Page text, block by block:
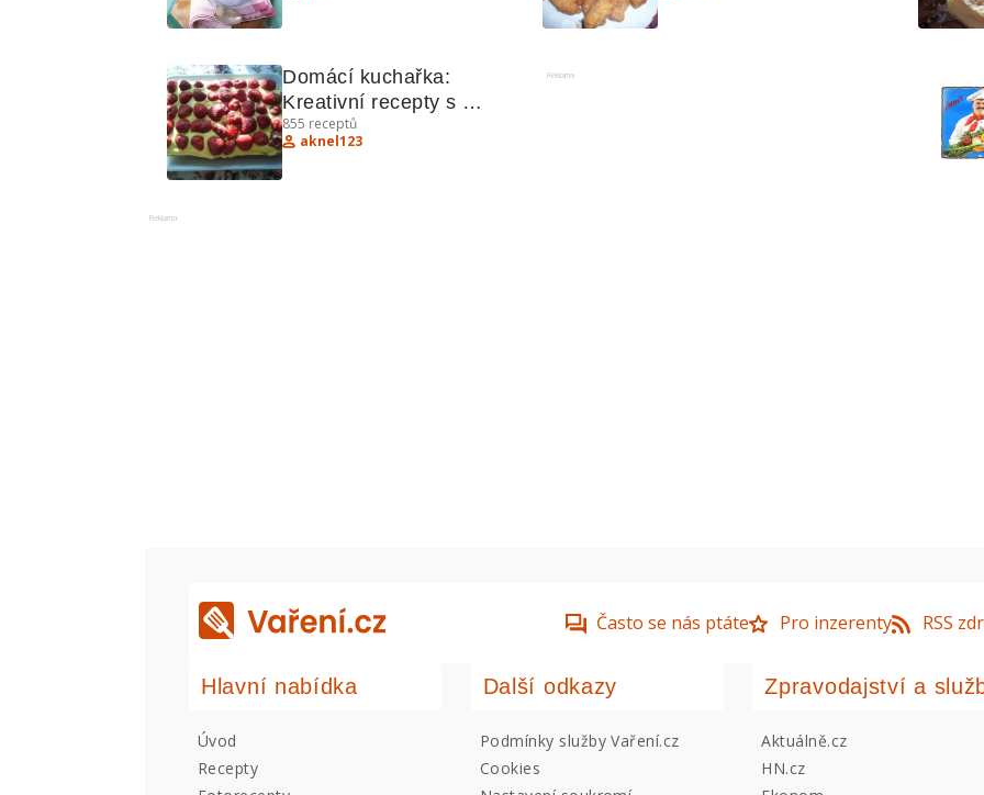
Domácí kuchařka:
Kreativní recepty s
ovocem, džemy a
pikantními pokrmy
855 receptů
aknel123
Reklama
Reklama
Často se nás ptáte Pro inzerenty RSS
Hlavní nabídka
Úvod
Recepty
Další odkazy
Podmínky služby Vaření.cz
Cookies
Zpravodajství a
Aktuálně.cz
HN.cz